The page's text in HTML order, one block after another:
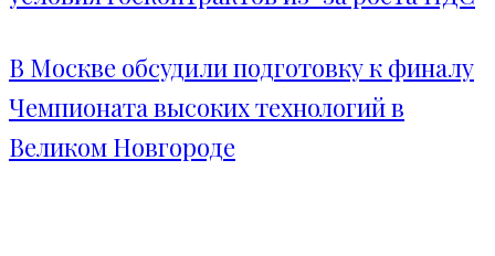
В Москве обсудили подготовку к финалу
Чемпионата высоких технологий в
Великом Новгороде